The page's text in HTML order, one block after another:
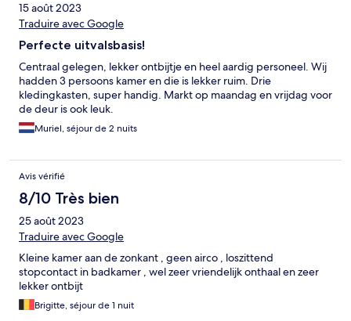
15 août 2023
Traduire avec Google
Perfecte uitvalsbasis!
Centraal gelegen, lekker ontbijtje en heel aardig personeel. Wij
hadden 3 persoons kamer en die is lekker ruim. Drie
kledingkasten, super handig. Markt op maandag en vrijdag voor
de deur is ook leuk.
Muriel, séjour de 2 nuits
Avis vérifié
8/10 Très bien
25 août 2023
Traduire avec Google
Kleine kamer aan de zonkant , geen airco , loszittend
stopcontact in badkamer , wel zeer vriendelijk onthaal en zeer
lekker ontbijt
Brigitte, séjour de 1 nuit